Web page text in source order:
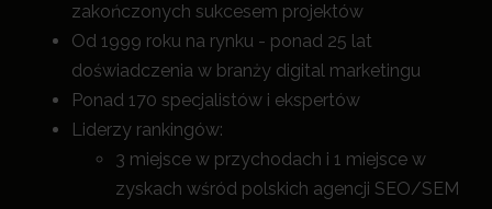
zakończonych sukcesem projektów
Od 1999 roku na rynku - ponad 25 lat
doświadczenia w branży digital marketingu
Ponad 170 specjalistów i ekspertów
Liderzy rankingów:
3 miejsce w przychodach i 1 miejsce w
zyskach wśród polskich agencji SEO/SEM